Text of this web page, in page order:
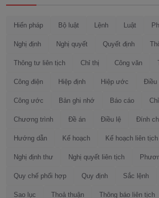
Hiến pháp Bộ luật Lệnh Luật
Nghị định Nghị quyết Quyết định
Thông tư liên tịch Chỉ thị Công văn
Công điện Hiệp định Hiệp ước Điều
Công ước Bản ghi nhớ Báo cáo
Chương trình Đề án Điều lệ Đính
Hướng dẫn Kế hoạch Kế hoạch liên tịch
Nghị định thư Nghị quyết liên tịch
Quy chế phối hợp Quy định Sắc lệnh
Sao lục Thoả thuận Thông báo liên tịch